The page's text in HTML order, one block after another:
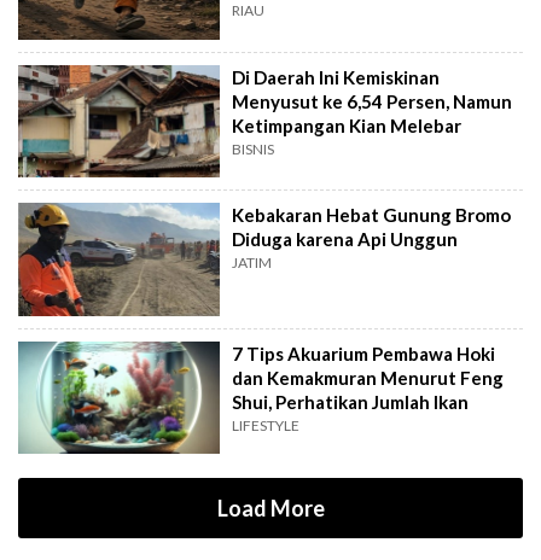
RIAU
Di Daerah Ini Kemiskinan
Menyusut ke 6,54 Persen, Namun
Ketimpangan Kian Melebar
BISNIS
Kebakaran Hebat Gunung Bromo
Diduga karena Api Unggun
JATIM
7 Tips Akuarium Pembawa Hoki
dan Kemakmuran Menurut Feng
Shui, Perhatikan Jumlah Ikan
LIFESTYLE
Load More